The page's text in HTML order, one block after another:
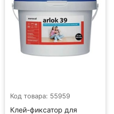
Код товара: 55959
Клей-фиксатор для